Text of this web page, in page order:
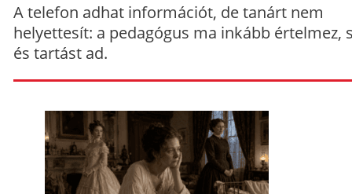
A telefon adhat információt, de tanárt nem
helyettesít: a pedagógus ma inkább értelmez,
és tartást ad.